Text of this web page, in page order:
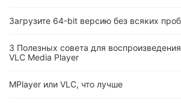
Загрузите 64-bit версию без всяких
3 Полезных совета для
VLC Media Player
MPlayer или VLC, что лучше